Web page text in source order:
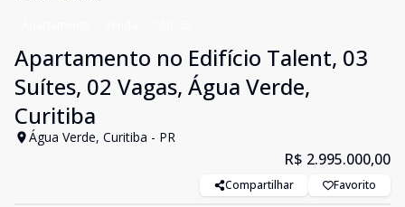
Apartamento no Edifício Talent, 03
Suítes, 02 Vagas, Água Verde,
Curitiba
Água Verde, Curitiba - PR
R$ 2.995.000,00
Compartilhar Favorito